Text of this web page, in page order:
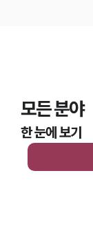
모든 분야
한 눈에 보기